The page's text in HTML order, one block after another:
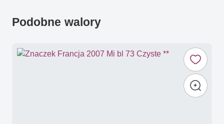
Podobne walory